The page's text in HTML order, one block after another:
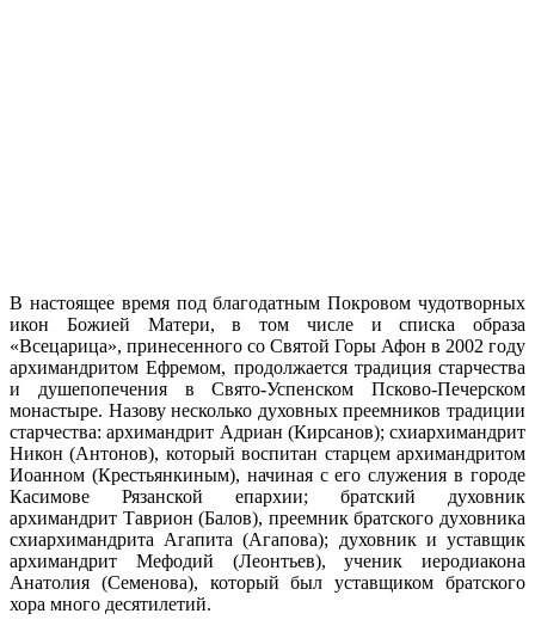
В настоящее время под благодатным Покровом чудотворных
икон Божией Матери, в том числе и списка образа
«Всецарица», принесенного со Святой Горы Афон в 2002 году
архимандритом Ефремом, продолжается традиция старчества
и душепопечения в Свято-Успенском Псково-Печерском
монастыре. Назову несколько духовных преемников традиции
старчества: архимандрит Адриан (Кирсанов); схиархимандрит
Никон (Антонов), который воспитан старцем архимандритом
Иоанном (Крестьянкиным), начиная с его служения в городе
Касимове Рязанской епархии; братский духовник
архимандрит Таврион (Балов), преемник братского духовника
схиархимандрита Агапита (Агапова); духовник и уставщик
архимандрит Мефодий (Леонтьев), ученик иеродиакона
Анатолия (Семенова), который был уставщиком братского
хора много десятилетий.